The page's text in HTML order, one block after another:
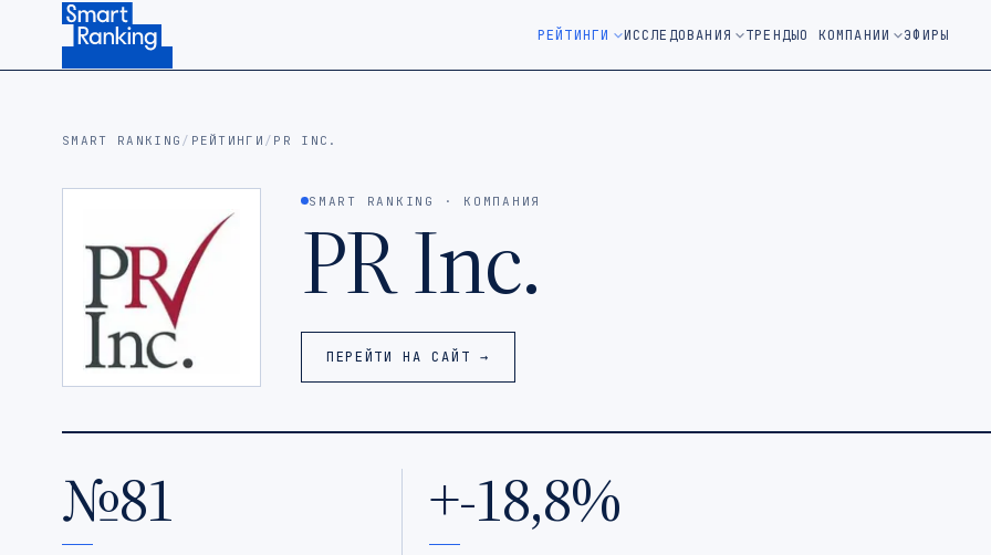
Подписаться на наш канал в Telegram (откроется в новом окне)
РЕЙТИНГИ ИССЛЕДОВАНИЯ ТРЕНДЫО КОМПАНИИ ЭФИРЫ
SMART RANKING / РЕЙТИНГИ / PR INC.
SMART RANKING · КОМПАНИЯ
PR Inc.
ПЕРЕЙТИ НА САЙТ →
№81 +-18,8%